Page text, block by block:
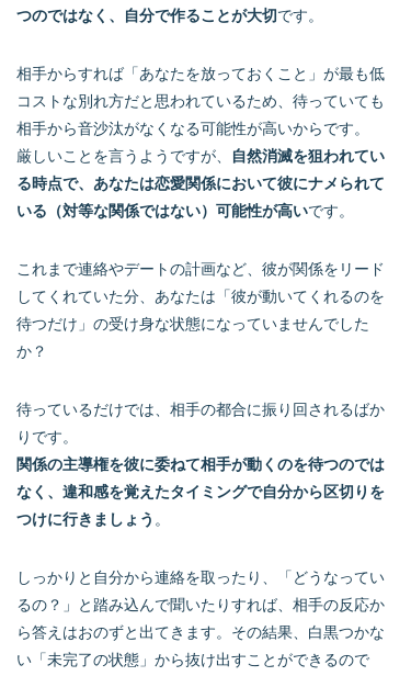
つのではなく、自分で作ることが大切です。
相手からすれば「あなたを放っておくこと」が最も低
コストな別れ方だと思われているため、待っていても
相手から音沙汰がなくなる可能性が高いからです。
厳しいことを言うようですが、
自然消滅を狙われてい
る時点で、あなたは恋愛関係において彼にナメられて
いる（対等な関係ではない）可能性が高いです。
これまで連絡やデートの計画など、彼が関係をリード
してくれていた分、あなたは「彼が動いてくれるのを
待つだけ」の受け身な状態になっていませんでした
か？
待っているだけでは、相手の都合に振り回されるばか
りです。
関係の主導権を彼に委ねて相手が動くのを待つのでは
なく、違和感を覚えたタイミングで自分から区切りを
つけに行きましょう 。
しっかりと自分から連絡を取ったり、「どうなってい
るの？」と踏み込んで聞いたりすれば、相手の反応か
ら答えはおのずと出てきます。その結果、白黒つかな
い「未完了の状態」から抜け出すことができるので